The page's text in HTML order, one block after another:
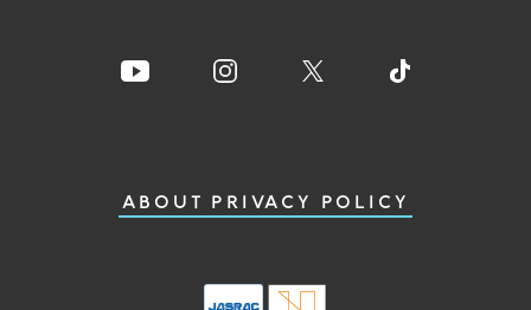
ABOUT PRIVACY POLICY